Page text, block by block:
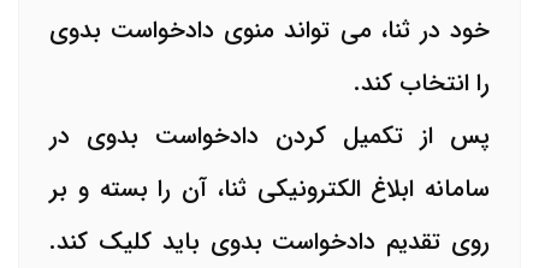
خود در ثنا، می تواند منوی دادخواست بدوی
را انتخاب کند.
پس از تکمیل کردن دادخواست بدوی در
سامانه ابلاغ الکترونیکی ثنا، آن را بسته و بر
روی تقدیم دادخواست بدوی باید کلیک کند.